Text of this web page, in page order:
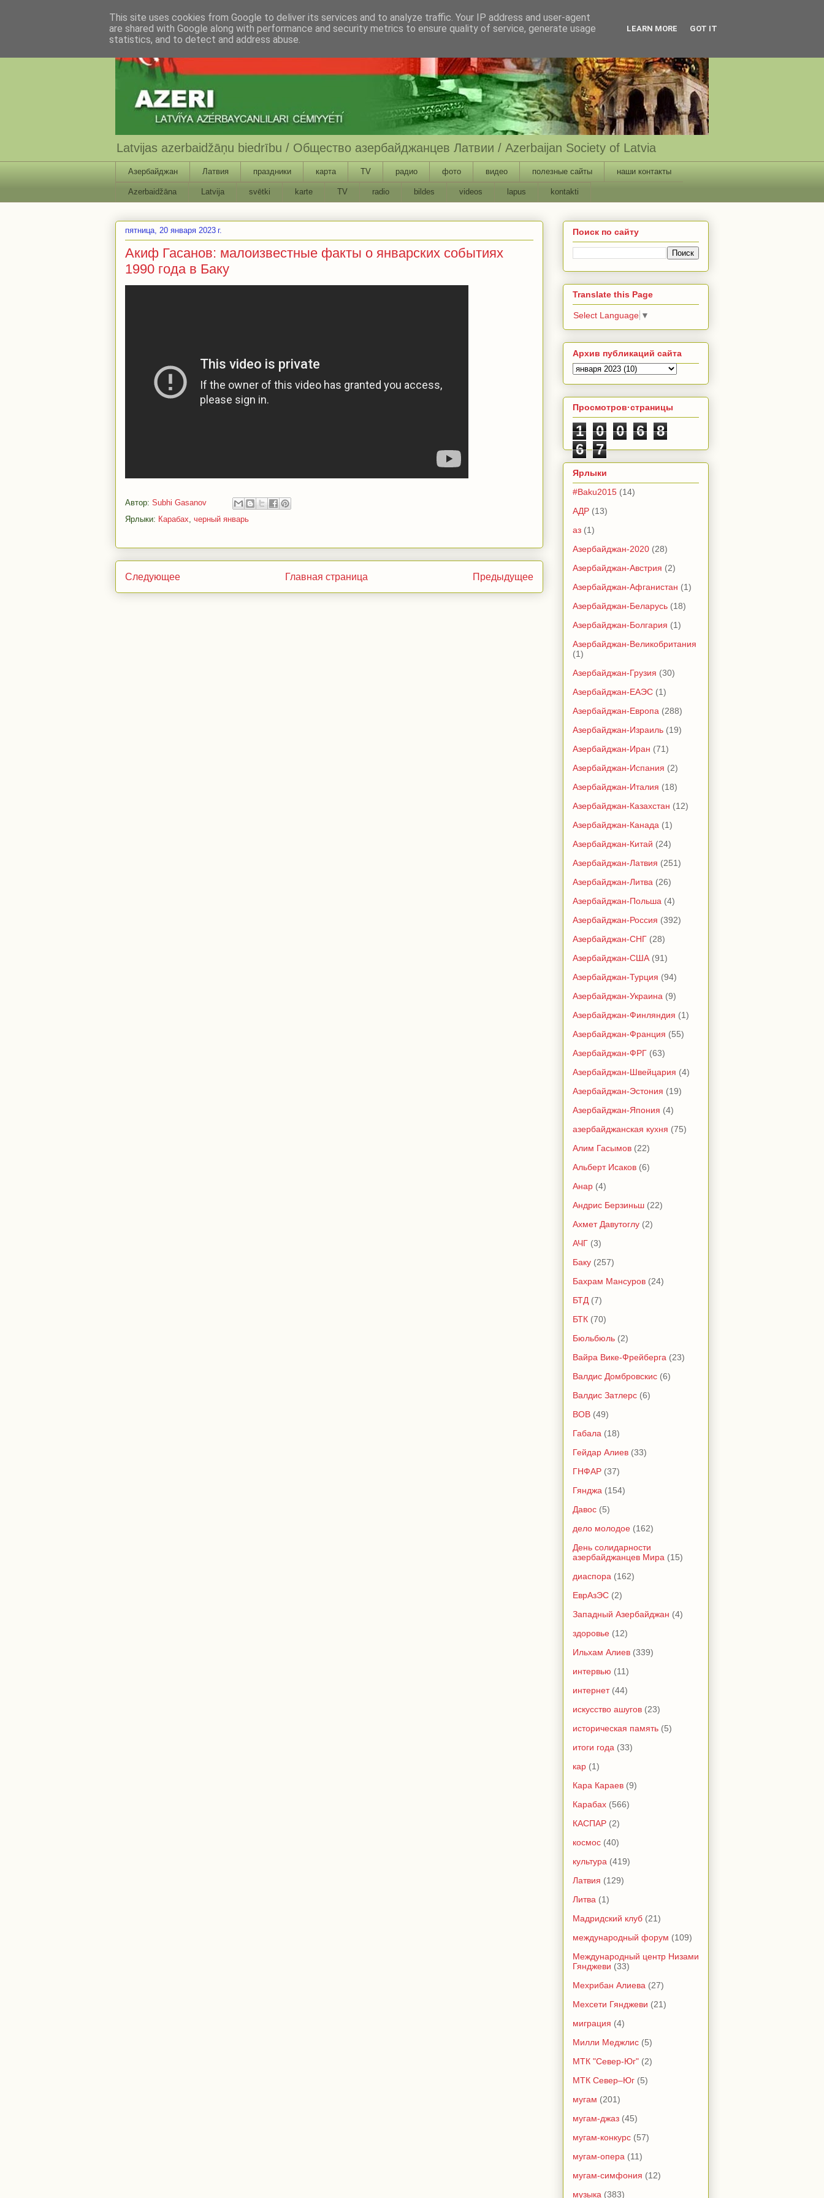
Latvijas azerbaidžāņu biedrību / Общество азербайджанцев Латвии / Azerbaijan Society of Latvia
Азербайджан Латвия праздники карта TV радио фото видео полезные сайты наши контакты
Azerbaidžāna Latvija svētki karte TV radio bildes videos lapus kontakti
пятница, 20 января 2023 г.
Акиф Гасанов: малоизвестные факты о январских событиях
1990 года в Баку
Автор: Subhi Gasanov
Ярлыки: Карабах, черный январь
Следующее Предыдущее
Главная страница
Поиск по сайту
Translate this Page
Select Language ▼
Архив публикаций сайта
Просмотров·страницы
1 0 0 6
8
6
7
Ярлыки
#Baku2015 (14)
АДР (13)
аз (1)
Азербайджан-2020 (28)
Азербайджан-Австрия (2)
Азербайджан-Афганистан (1)
Азербайджан-Беларусь (18)
Азербайджан-Болгария (1)
Азербайджан-Великобритания
(1)
Азербайджан-Грузия (30)
Азербайджан-ЕАЭС (1)
Азербайджан-Европа (288)
Азербайджан-Израиль (19)
Азербайджан-Иран (71)
Азербайджан-Испания (2)
Азербайджан-Италия (18)
Азербайджан-Казахстан (12)
Азербайджан-Канада (1)
Азербайджан-Китай (24)
Азербайджан-Латвия (251)
Азербайджан-Литва (26)
Азербайджан-Польша (4)
Азербайджан-Россия (392)
Азербайджан-СНГ (28)
Азербайджан-США (91)
Азербайджан-Турция (94)
Азербайджан-Украина (9)
Азербайджан-Финляндия (1)
Азербайджан-Франция (55)
Азербайджан-ФРГ (63)
Азербайджан-Швейцария (4)
Азербайджан-Эстония (19)
Азербайджан-Япония (4)
азербайджанская кухня (75)
Алим Гасымов (22)
Альберт Исаков (6)
Анар (4)
Андрис Берзиньш (22)
Ахмет Давутоглу (2)
АЧГ (3)
Баку (257)
Бахрам Мансуров (24)
БТД (7)
БТК (70)
Бюльбюль (2)
Вайра Вике-Фрейберга (23)
Валдис Домбровскис (6)
Валдис Затлерс (6)
ВОВ (49)
Габала (18)
Гейдар Алиев (33)
ГНФАР (37)
Гянджа (154)
Давос (5)
дело молодое (162)
День солидарности
азербайджанцев Мира (15)
диаспора (162)
ЕврАзЭС (2)
Западный Азербайджан (4)
здоровье (12)
Ильхам Алиев (339)
интервью (11)
интернет (44)
искусство ашугов (23)
историческая память (5)
итоги года (33)
кар (1)
Кара Караев (9)
Карабах (566)
КАСПАР (2)
космос (40)
культура (419)
Латвия (129)
Литва (1)
Мадридский клуб (21)
международный форум (109)
Международный центр Низами
Гянджеви (33)
Мехрибан Алиева (27)
Мехсети Гянджеви (21)
миграция (4)
Милли Меджлис (5)
МТК "Север-Юг" (2)
МТК Север–Юг (5)
мугам (201)
мугам-джаз (45)
мугам-конкурс (57)
мугам-опера (11)
мугам-симфония (12)
музыка (383)
This site uses cookies from Google to deliver its services and to analyze traffic. Your IP address and user-agent
are shared with Google along with performance and security metrics to ensure quality of service, generate usage
statistics, and to detect and address abuse.
LEARN MORE GOT IT